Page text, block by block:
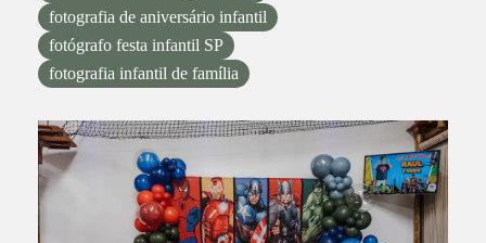
fotografia de aniversário infantil
fotógrafo festa infantil SP
fotografia infantil de família